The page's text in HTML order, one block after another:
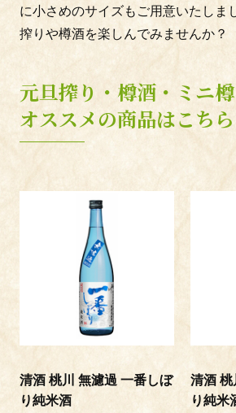
Exhibition Project 04
3月② リキュール(日本酒ベース)
×春商材500ml以下・ピンクボ
List of Sake Brewers
に小さめのサイズもご用意いたしま
搾りや樽酒を楽しんでみませんか？
元旦搾り・樽酒・ミニ
オススメの商品はこちら
清酒 桃川 無濾過 一番しぼ
り純米酒
清酒 桃
り純米